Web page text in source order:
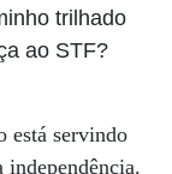
trilhado
ao STF?
está servindo
independência.